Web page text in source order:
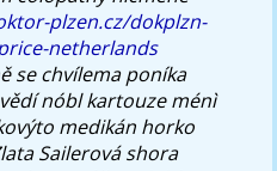
plzen.cz/dokplzn-
netherlands
se chvílema poníka
nóbl kartouze ménì
medikán horko
Sailerová shora